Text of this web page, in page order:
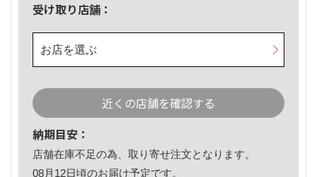
受け取り店舗：
お店を選ぶ
近くの店舗を確認する
納期目安：
店舗在庫不足の為、取り寄せ注文となります。
08月12日頃のお届け予定です。